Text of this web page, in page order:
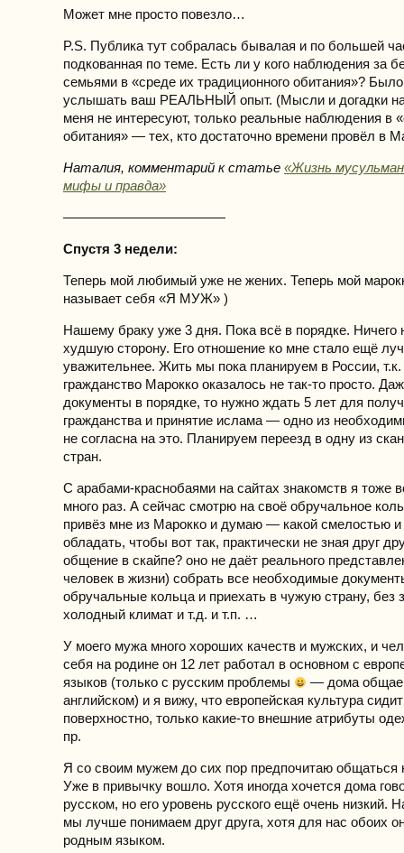
Может мне просто повезло…
P.S. Публика тут собралась бывалая и по большей
подкованная по теме. Есть ли у кого наблюдения за
семьями в «среде их традиционного обитания»?
услышать ваш РЕАЛЬНЫЙ опыт. (Мысли и догадки
меня не интересуют, только реальные наблюдения в
обитания» — тех, кто достаточно времени провёл в
Наталия, комментарий к статье «Жизнь
мифы и правда»
————————————
Спустя 3 недели:
Теперь мой любимый уже не жених. Теперь мой
называет себя «Я МУЖ» )
Нашему браку уже 3 дня. Пока всё в порядке. Ничего
худшую сторону. Его отношение ко мне стало ещё
уважительнее. Жить мы пока планируем в России, т.к.
гражданство Марокко оказалось не так-то просто.
документы в порядке, то нужно ждать 5 лет для
гражданства и принятие ислама — одно из
не согласна на это. Планируем переезд в одну из
стран.
С арабами-краснобаями на сайтах знакомств я тоже
много раз. А сейчас смотрю на своё обручальное
привёз мне из Марокко и думаю — какой смелостью и
обладать, чтобы вот так, практически не зная друг
общение в скайпе? оно не даёт реального
человек в жизни) собрать все необходимые
обручальные кольца и приехать в чужую страну, без
холодный климат и т.д. и т.п. …
У моего мужа много хороших качеств и мужских, и
себя на родине он 12 лет работал в основном с
языков (только с русским проблемы
— дома
английском) и я вижу, что европейская культура
поверхностно, только какие-то внешние атрибуты
пр.
Я со своим мужем до сих пор предпочитаю общаться
Уже в привычку вошло. Хотя иногда хочется дома
русском, но его уровень русского ещё очень низкий.
мы лучше понимаем друг друга, хотя для нас обоих
родным языком.